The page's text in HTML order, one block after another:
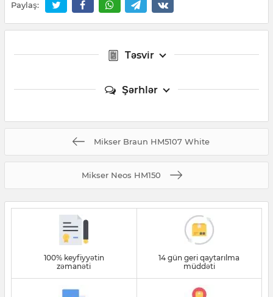
Paylaş:
Təsvir
Şərhlər
Mikser Braun HM5107 White
Mikser Neos HM150
100% keyfiyyətin
zəmanəti
14 gün geri qaytarılma
müddəti